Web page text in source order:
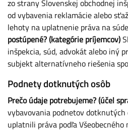
zo strany Slovenskej obchodnej
od vybavenia reklamácie alebo
lehoty na uplatnenie práva na
postúpené? (kategórie príjemcov)
inšpekcia, súd, advokát alebo iný
subjekt alternatívneho riešenia
Podnety dotknutých osôb
Prečo údaje potrebujeme? (účel
vybavovania podnetov dotknutých
uplatnili práva podľa